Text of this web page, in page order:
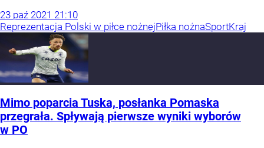
23 paź 2021 21:10
Reprezentacja Polski w piłce nożnejPiłka nożnaSportKraj
Mimo poparcia Tuska, posłanka Pomaska
przegrała. Spływają pierwsze wyniki wyborów
w PO